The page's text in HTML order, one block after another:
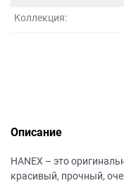
Коллекция:
Описание
НANEХ – это
красивый, прочный,